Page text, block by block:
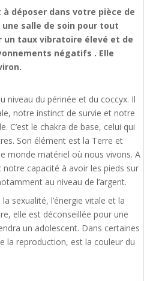
déposer dans votre pièce de
salle de soin pour tout
taux vibratoire élevé et de
négatifs . Elle
niveau du périnée et du coccyx. Il
notre instinct de survie et notre
C’est le chakra de base, celui qui
Son élément est la Terre et
monde matériel où nous vivons. A
capacité à avoir les pieds sur
au niveau de l’argent.
sexualité, l’énergie vitale et la
elle est déconseillée pour une
un adolescent. Dans certaines
la reproduction, est la couleur du